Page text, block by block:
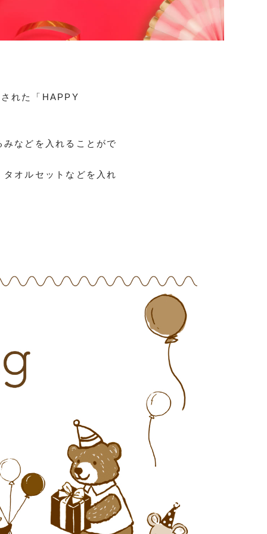
れた「HAPPY
などを入れることがで
オルセットなどを入れ